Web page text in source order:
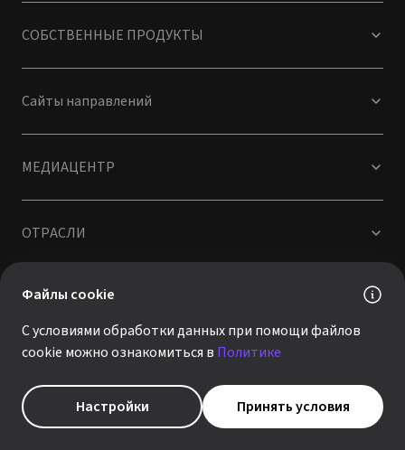
СОБСТВЕННЫЕ ПРОДУКТЫ
Сайты направлений
МЕДИАЦЕНТР
ОТРАСЛИ
КОМПАНИЯ
Street»
Санкт-Петербург, ул. Оптиков, д.4, корп. 3, лит. А,
Файлы cookie
С условиями обработки данных при помощи файлов
cookie можно ознакомиться в Политике
Настройки Принять условия